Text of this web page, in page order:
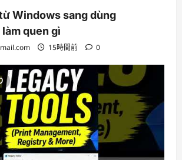
Windows sang dùng
quen gì
15時間前 0